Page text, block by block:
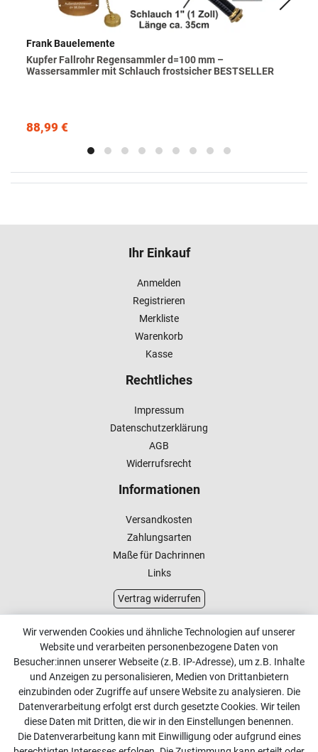
Frank Bauelemente
Kupfer Fallrohr Regensammler d=100 mm –
Wassersammler mit Schlauch frostsicher BESTSELLER
88,99 €
Ihr Einkauf
Anmelden
Registrieren
Merkliste
Warenkorb
Kasse
Rechtliches
Impressum
Datenschutzerklärung
AGB
Widerrufsrecht
Informationen
Versandkosten
Zahlungsarten
Maße für Dachrinnen
Links
Vertrag widerrufen
Kundenservice
Kontakt
Online Retourenservice
Kontakt
info@dachdecker-shop.de
Wir verwenden Cookies und ähnliche Technologien auf unserer
Website und verarbeiten personenbezogene Daten von
Besucher:innen unserer Webseite (z.B. IP-Adresse), um z.B. Inhalte
und Anzeigen zu personalisieren, Medien von Drittanbietern
einzubinden oder Zugriffe auf unsere Website zu analysieren. Die
Datenverarbeitung erfolgt erst durch gesetzte Cookies. Wir teilen
diese Daten mit Dritten, die wir in den Einstellungen benennen.
Die Datenverarbeitung kann mit Einwilligung oder aufgrund eines